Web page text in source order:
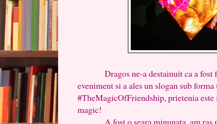
Dragos ne-a destainuit ca a fost
eveniment si a ales un slogan sub
#TheMagicOfFriendship, prietenia este
magic!
A fost o seara minunata, am ras